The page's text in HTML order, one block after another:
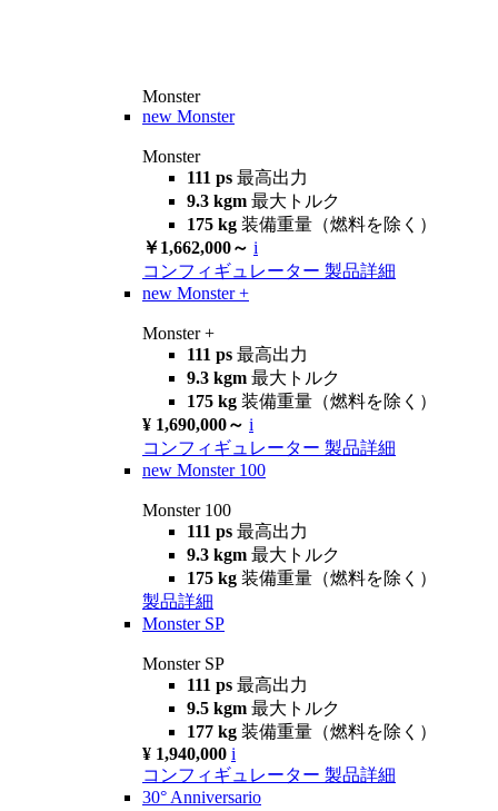
Monster
new Monster
Monster
111 ps 最高出力
9.3 kgm 最大トルク
175 kg 装備重量（燃料を除く）
￥1,662,000～ i
コンフィギュレーター 製品詳細
new Monster +
Monster +
111 ps 最高出力
9.3 kgm 最大トルク
175 kg 装備重量（燃料を除く）
¥ 1,690,000～ i
コンフィギュレーター 製品詳細
new Monster 100
Monster 100
111 ps 最高出力
9.3 kgm 最大トルク
175 kg 装備重量（燃料を除く）
製品詳細
Monster SP
Monster SP
111 ps 最高出力
9.5 kgm 最大トルク
177 kg 装備重量（燃料を除く）
¥ 1,940,000 i
コンフィギュレーター 製品詳細
30° Anniversario